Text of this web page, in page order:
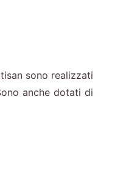
sono realizzati
anche dotati di